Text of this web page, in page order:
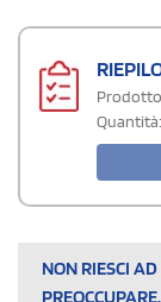
Quantità:
NON RIESCI